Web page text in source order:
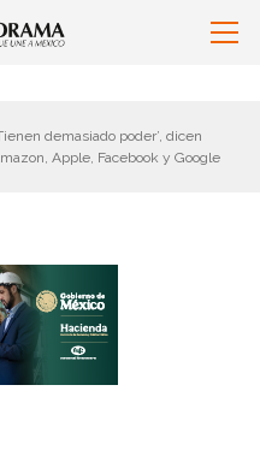
demasiado poder’, dicen
Apple, Facebook y Google